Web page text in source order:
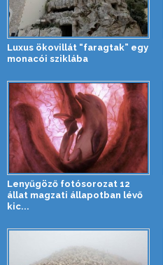
Luxus ökovillát “faragtak” egy
monacói sziklába
Lenyűgöző fotósorozat 12
állat magzati állapotban lévő
kic...